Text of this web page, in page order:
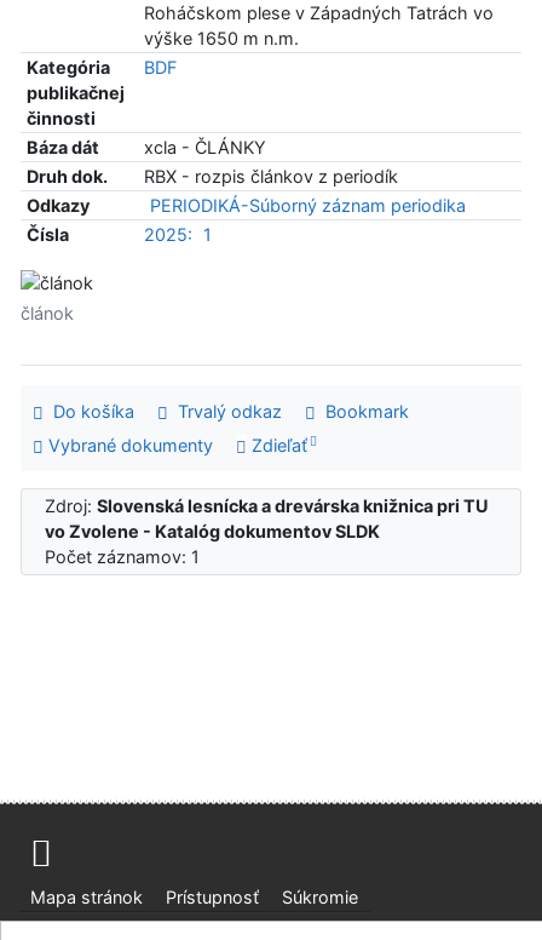
Roháčskom plese v Západných Tatrách vo
výške 1650 m n.m.
Kategória
publikačnej
činnosti
BDF
Báza dát
xcla - ČLÁNKY
Druh dok.
RBX - rozpis článkov z periodík
Odkazy
PERIODIKÁ-Súborný záznam periodika
Čísla
2025: 1
článok
Do košíka Trvalý odkaz
Bookmark
Vybrané dokumenty
Zdieľať
Zdroj:Slovenská lesnícka a drevárska knižnica pri TU
vo Zvolene - Katalóg dokumentov SLDK
Počet záznamov: 1
Mapa stránok Prístupnosť
Súkromie